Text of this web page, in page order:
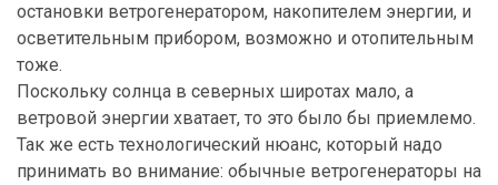
остановки ветрогенератором, накопителем энергии, и
осветительным прибором, возможно и отопительным
тоже.
Поскольку солнца в северных широтах мало, а
ветровой энергии хватает, то это было бы приемлемо.
Так же есть технологический нюанс, который надо
принимать во внимание: обычные ветрогенераторы на